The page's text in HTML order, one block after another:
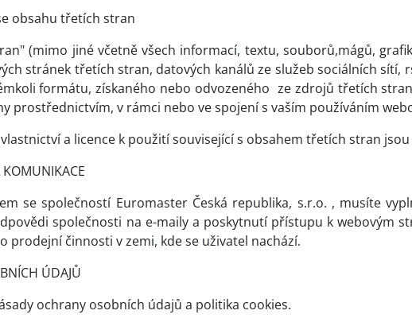
obsahu třetích stran
(mimo jiné včetně všech informací, textu, souborů,mágů,
stránek třetích stran, datových kanálů ze služeb sociálních
formátu, získaného nebo odvozeného ze zdrojů třetích
prostřednictvím, v rámci nebo ve spojení s vaším používáním
a licence k použití související s obsahem třetích stran
KOMUNIKACE
se společností Euromaster Česká republika, s.r.o. , musíte
společnosti na e-maily a poskytnutí přístupu k webovým
prodejní činnosti v zemi, kde se uživatel nachází.
ÚDAJŮ
ochrany osobních údajů a politika cookies.